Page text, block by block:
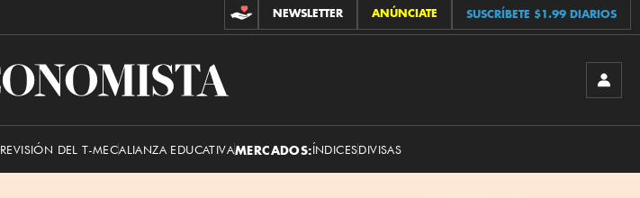
CONTRIBUCIONES
NEWSLETTER ANÚNCIATE SUSCRÍBETE $1.99 DIARIOS
El
REVISIÓN DEL T-MECALIANZA EDUCATIVAMERCADOS:ÍNDICESDIVISAS